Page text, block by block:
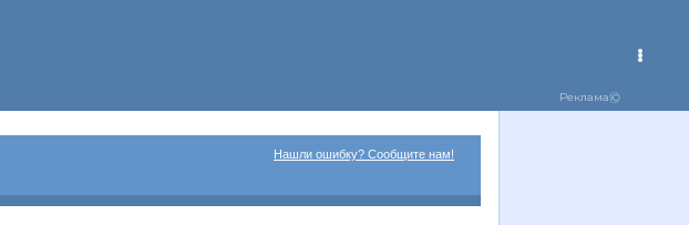
Нашли ошибку? Сообщите нам!